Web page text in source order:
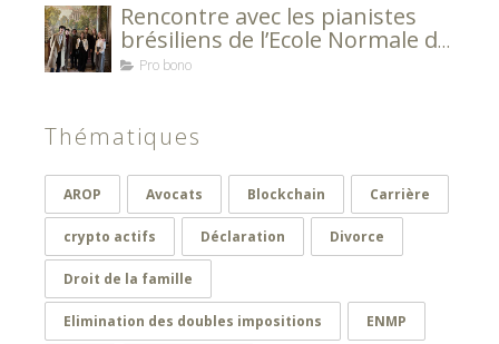
Rencontre avec les pianistes
brésiliens de l’Ecole Normale de
Musique de Paris Alfred Cortot
Pro bono
Thématiques
AROP Avocats Blockchain Carrière
crypto actifs Déclaration Divorce
Droit de la famille
Elimination des doubles impositions ENMP